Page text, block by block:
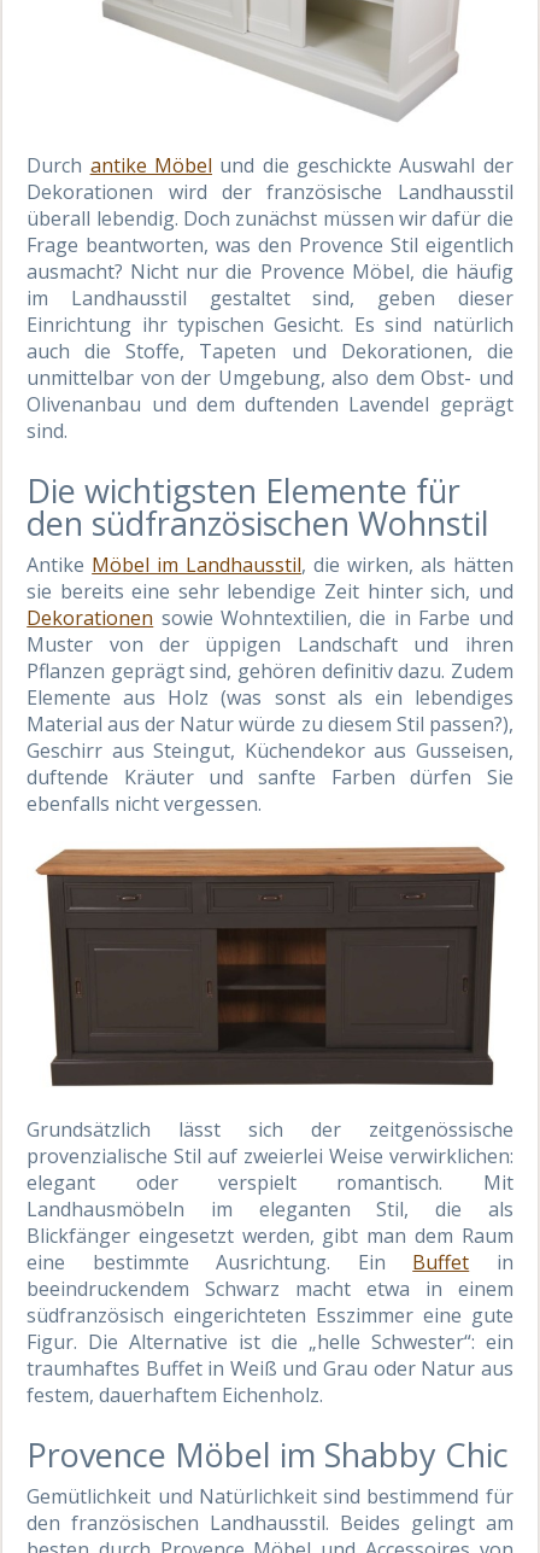
Durch antike Möbel und die geschickte Auswahl der
Dekorationen wird der französische Landhausstil
überall lebendig. Doch zunächst müssen wir dafür die
Frage beantworten, was den Provence Stil eigentlich
ausmacht? Nicht nur die Provence Möbel, die häufig
im Landhausstil gestaltet sind, geben dieser
Einrichtung ihr typischen Gesicht. Es sind natürlich
auch die Stoffe, Tapeten und Dekorationen, die
unmittelbar von der Umgebung, also dem Obst- und
Olivenanbau und dem duftenden Lavendel geprägt
sind.
Die wichtigsten Elemente für
den südfranzösischen Wohnstil
Antike Möbel im Landhausstil, die wirken, als hätten
sie bereits eine sehr lebendige Zeit hinter sich, und
Dekorationen sowie Wohntextilien, die in Farbe und
Muster von der üppigen Landschaft und ihren
Pflanzen geprägt sind, gehören definitiv dazu. Zudem
Elemente aus Holz (was sonst als ein lebendiges
Material aus der Natur würde zu diesem Stil passen?),
Geschirr aus Steingut, Küchendekor aus Gusseisen,
duftende Kräuter und sanfte Farben dürfen Sie
ebenfalls nicht vergessen.
Grundsätzlich lässt sich der zeitgenössische
provenzialische Stil auf zweierlei Weise verwirklichen:
elegant oder verspielt romantisch. Mit
Landhausmöbeln im eleganten Stil, die als
Blickfänger eingesetzt werden, gibt man dem Raum
eine bestimmte Ausrichtung. Ein Buffet in
beeindruckendem Schwarz macht etwa in einem
südfranzösisch eingerichteten Esszimmer eine gute
Figur. Die Alternative ist die „helle Schwester“: ein
traumhaftes Buffet in Weiß und Grau oder Natur aus
festem, dauerhaftem Eichenholz.
Provence Möbel im Shabby Chic
Gemütlichkeit und Natürlichkeit sind bestimmend für
den französischen Landhausstil. Beides gelingt am